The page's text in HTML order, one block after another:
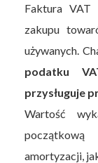
Faktura VAT
zakupu
używanych.
podatku
przysługuje
Wartość
amortyzacji,